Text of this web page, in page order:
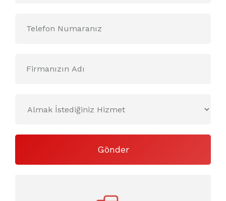
Gönder